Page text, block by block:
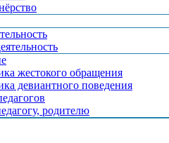
жестокого обращения
девиантного поведения
родителю